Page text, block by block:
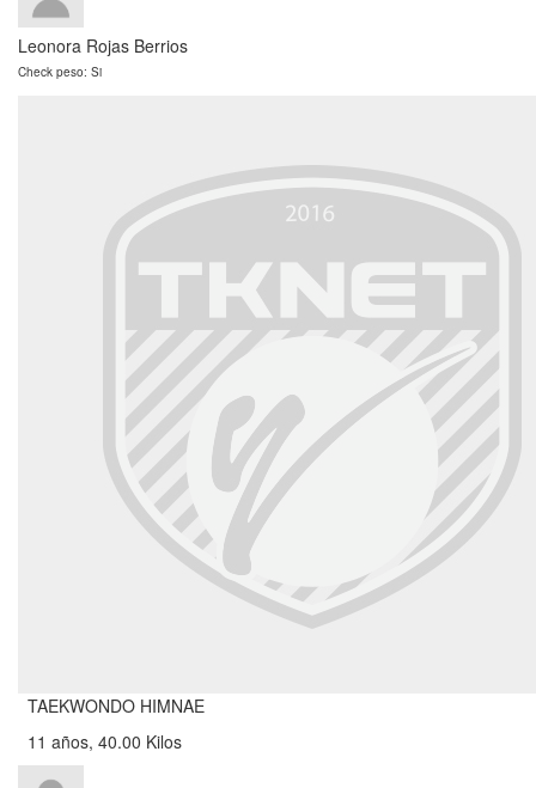
Leonora Rojas Berrios
Check peso: Si
TAEKWONDO HIMNAE
11 años, 40.00 Kilos